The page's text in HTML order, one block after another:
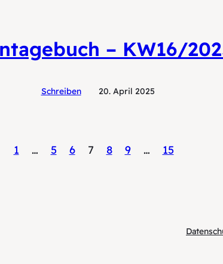
– KW16/
Schreiben 20. April 2025
1 … 5 6 7 8 9 … 15